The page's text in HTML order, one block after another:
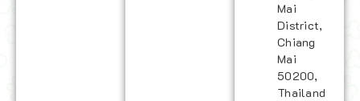
Mai
District,
Chiang
Mai
50200,
Thailand